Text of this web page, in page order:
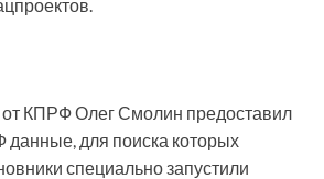
КПРФ Олег Смолин предоставил
данные, для поиска которых
специально запустили